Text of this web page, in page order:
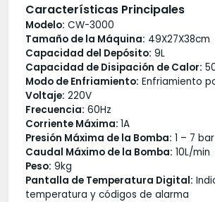
Características Principales
Modelo: CW-3000
Tamaño de la Máquina: 49X27X38cm
Capacidad del Depósito: 9L
Capacidad de Disipación de Calor:
Modo de Enfriamiento: Enfriamiento
Voltaje: 220V
Frecuencia: 60Hz
Corriente Máxima: 1A
Presión Máxima de la Bomba: 1 – 7 bar
Caudal Máximo de la Bomba: 10L/min
Peso: 9kg
Pantalla de Temperatura Digital:
temperatura y códigos de alarma